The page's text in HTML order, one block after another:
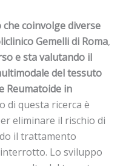
che coinvolge diverse
Gemelli di Roma,
e sta valutando il
del tessuto
Reumatoide in
di questa ricerca è
eliminare il rischio di
il trattamento
Lo sviluppo